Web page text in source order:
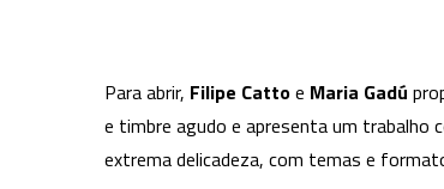
Para abrir, Filipe Cattoe Maria Gadú
e timbre agudo e apresenta um trabalho
extrema delicadeza, com temas e